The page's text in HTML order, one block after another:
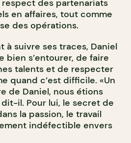
des partenariats
en affaires, tout comme
des opérations.
à suivre ses traces, Daniel
bien s’entourer, de faire
talents et de respecter
quand c’est difficile. «Un
de Daniel, nous étions
il. Pour lui, le secret de
la passion, le travail
indéfectible envers